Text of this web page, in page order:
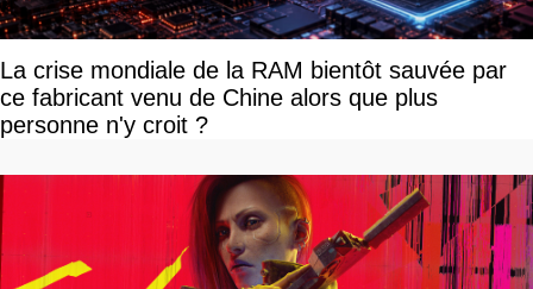
La crise mondiale de la RAM bientôt sauvée par
ce fabricant venu de Chine alors que plus
personne n'y croit ?